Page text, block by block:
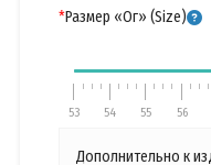
*Размер «Ог» (Size)
53 54 55 56
Дополнительно к